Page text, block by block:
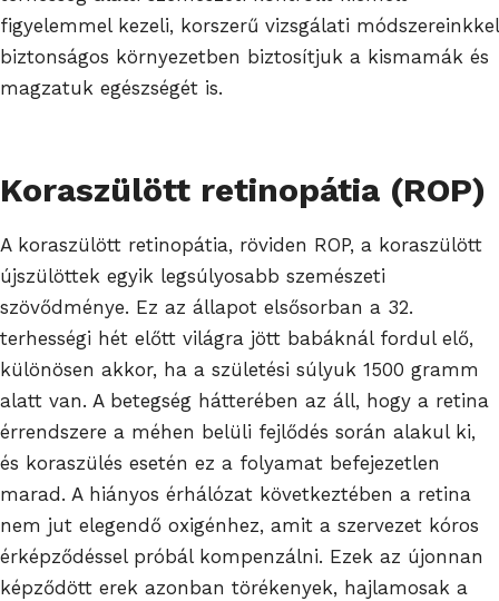
figyelemmel kezeli, korszerű vizsgálati módszereinkkel
biztonságos környezetben biztosítjuk a kismamák és
magzatuk egészségét is.
Koraszülött retinopátia (ROP)
A koraszülött retinopátia, röviden ROP, a koraszülött
újszülöttek egyik legsúlyosabb szemészeti
szövődménye. Ez az állapot elsősorban a 32.
terhességi hét előtt világra jött babáknál fordul elő,
különösen akkor, ha a születési súlyuk 1500 gramm
alatt van. A betegség hátterében az áll, hogy a retina
érrendszere a méhen belüli fejlődés során alakul ki,
és koraszülés esetén ez a folyamat befejezetlen
marad. A hiányos érhálózat következtében a retina
nem jut elegendő oxigénhez, amit a szervezet kóros
érképződéssel próbál kompenzálni. Ezek az újonnan
képződött erek azonban törékenyek, hajlamosak a